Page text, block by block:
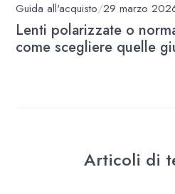
Guida all'acquisto/29 marzo
Lenti polarizzate o
come scegliere quelle
Articoli di